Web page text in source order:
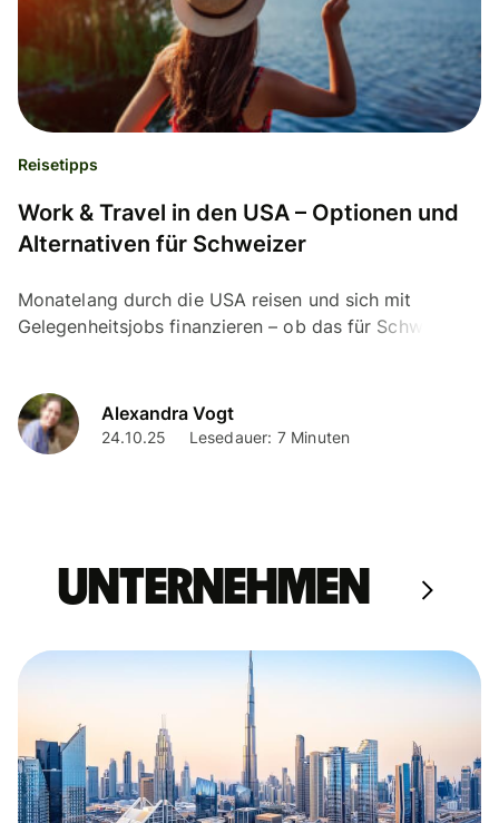
Reisetipps
Work & Travel in den USA – Optionen und
Alternativen für Schweizer
Monatelang durch die USA reisen und sich mit
Gelegenheitsjobs finanzieren – ob das für Schweizer
Alexandra Vogt
24.10.25 Lesedauer: 7 Minuten
Unternehmen